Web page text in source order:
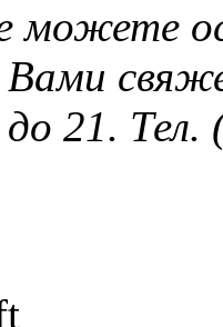
можете
Вами
21.